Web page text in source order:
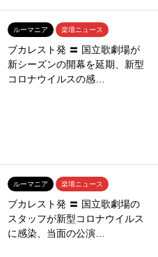
ルーマニア 楽壇ニュース
ブカレスト発 〓 国立歌劇場が
新シーズンの開幕を延期、新型
コロナウイルスの感…
ルーマニア 楽壇ニュース
ブカレスト発 〓 国立歌劇場の
スタッフが新型コロナウイルス
に感染、当面の公演…